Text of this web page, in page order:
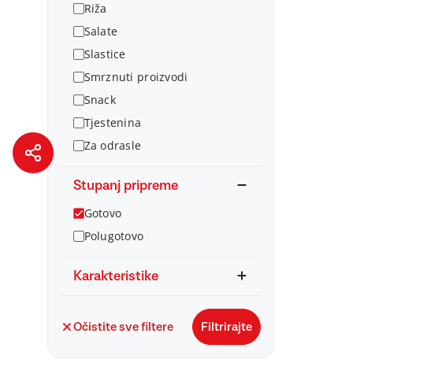
Riža
Salate
Slastice
Smrznuti proizvodi
Snack
Tjestenina
Za odrasle
Stupanj pripreme
Gotovo
Polugotovo
Karakteristike
Očistite sve filtere Filtrirajte